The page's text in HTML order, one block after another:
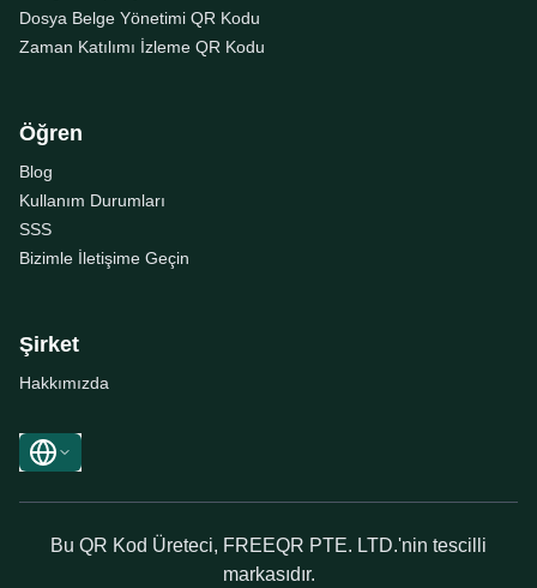
Dosya Belge Yönetimi QR Kodu
Zaman Katılımı İzleme QR Kodu
Öğren
Blog
Kullanım Durumları
SSS
Bizimle İletişime Geçin
Şirket
Hakkımızda
Bu QR Kod Üreteci, FREEQR PTE. LTD.'nin tescilli
markasıdır.